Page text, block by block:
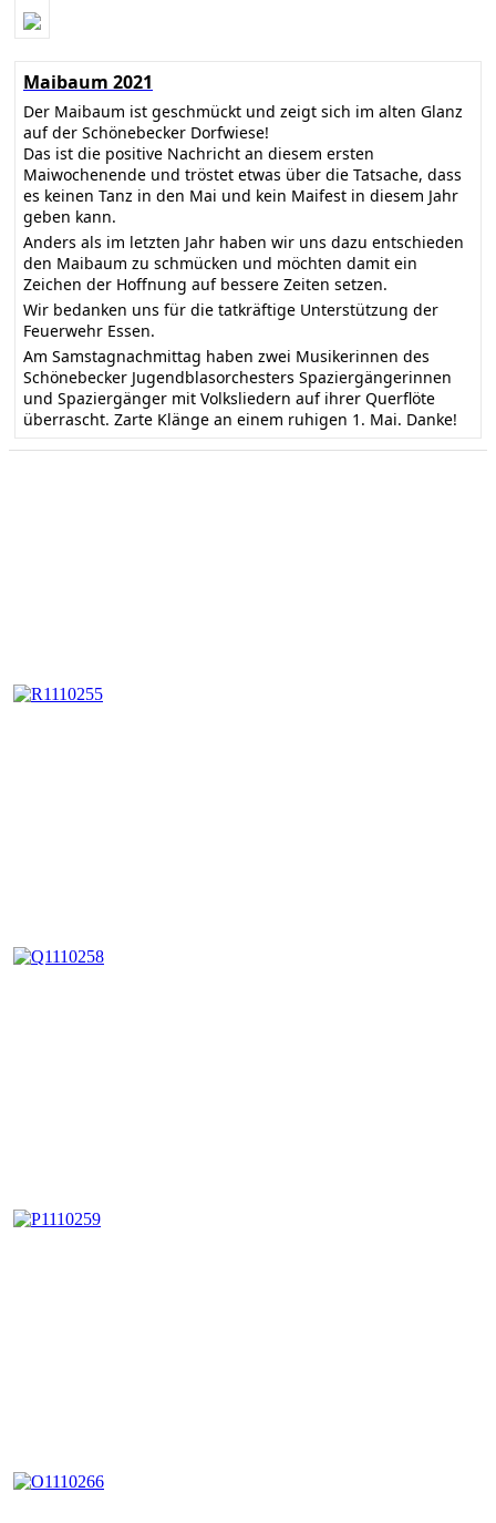
Maibaum 2021
Der Maibaum ist geschmückt und zeigt sich im alten Glanz
auf der Schönebecker Dorfwiese!
Das ist die positive Nachricht an diesem ersten
Maiwochenende und tröstet etwas über die Tatsache, dass
es keinen Tanz in den Mai und kein Maifest in diesem Jahr
geben kann.
Anders als im letzten Jahr haben wir uns dazu entschieden
den Maibaum zu schmücken und möchten damit ein
Zeichen der Hoffnung auf bessere Zeiten setzen.
Wir bedanken uns für die tatkräftige Unterstützung der
Feuerwehr Essen.
Am Samstagnachmittag haben zwei Musikerinnen des
Schönebecker Jugendblasorchesters Spaziergängerinnen
und Spaziergänger mit Volksliedern auf ihrer Querflöte
überrascht. Zarte Klänge an einem ruhigen 1. Mai. Danke!